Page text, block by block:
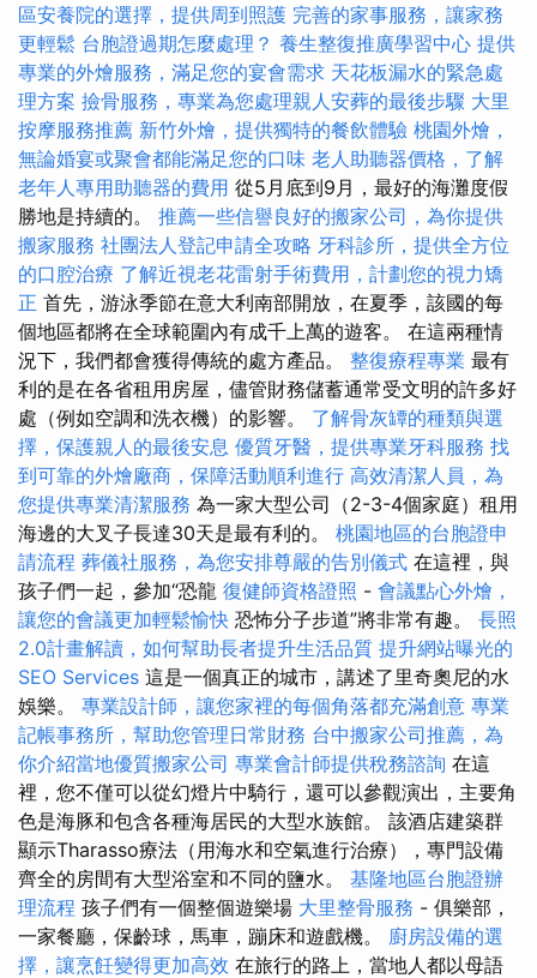
區安養院的選擇，提供周到照護 完善的家事服務，讓家務
更輕鬆 台胞證過期怎麼處理？ 養生整復推廣學習中心 提供
專業的外燴服務，滿足您的宴會需求 天花板漏水的緊急處
理方案 撿骨服務，專業為您處理親人安葬的最後步驟 大里
按摩服務推薦 新竹外燴，提供獨特的餐飲體驗 桃園外燴，
無論婚宴或聚會都能滿足您的口味 老人助聽器價格，了解
老年人專用助聽器的費用 從5月底到9月，最好的海灘度假
勝地是持續的。 推薦一些信譽良好的搬家公司，為你提供
搬家服務 社團法人登記申請全攻略 牙科診所，提供全方位
的口腔治療 了解近視老花雷射手術費用，計劃您的視力矯
正 首先，游泳季節在意大利南部開放，在夏季，該國的每
個地區都將在全球範圍內有成千上萬的遊客。 在這兩種情
況下，我們都會獲得傳統的處方產品。 整復療程專業 最有
利的是在各省租用房屋，儘管財務儲蓄通常受文明的許多好
處（例如空調和洗衣機）的影響。 了解骨灰罈的種類與選
擇，保護親人的最後安息 優質牙醫，提供專業牙科服務 找
到可靠的外燴廠商，保障活動順利進行 高效清潔人員，為
您提供專業清潔服務 為一家大型公司（2-3-4個家庭）租用
海邊的大叉子長達30天是最有利的。 桃園地區的台胞證申
請流程 葬儀社服務，為您安排尊嚴的告別儀式 在這裡，與
孩子們一起，參加“恐龍 復健師資格證照 - 會議點心外燴，
讓您的會議更加輕鬆愉快 恐怖分子步道”將非常有趣。 長照
2.0計畫解讀，如何幫助長者提升生活品質 提升網站曝光的
SEO Services 這是一個真正的城市，講述了里奇奧尼的水
娛樂。 專業設計師，讓您家裡的每個角落都充滿創意 專業
記帳事務所，幫助您管理日常財務 台中搬家公司推薦，為
你介紹當地優質搬家公司 專業會計師提供稅務諮詢 在這
裡，您不僅可以從幻燈片中騎行，還可以參觀演出，主要角
色是海豚和包含各種海居民的大型水族館。 該酒店建築群
顯示Tharasso療法（用海水和空氣進行治療），專門設備
齊全的房間有大型浴室和不同的鹽水。 基隆地區台胞證辦
理流程 孩子們有一個整個遊樂場 大里整骨服務 - 俱樂部，
一家餐廳，保齡球，馬車，蹦床和遊戲機。 廚房設備的選
擇，讓烹飪變得更加高效 在旅行的路上，當地人都以母語